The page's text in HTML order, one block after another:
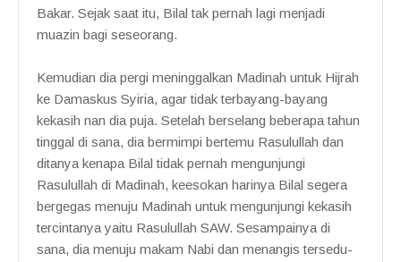
Bakar. Sejak saat itu, Bilal tak pernah lagi menjadi
muazin bagi seseorang.
Kemudian dia pergi meninggalkan Madinah untuk Hijrah
ke Damaskus Syiria, agar tidak terbayang-bayang
kekasih nan dia puja. Setelah berselang beberapa tahun
tinggal di sana, dia bermimpi bertemu Rasulullah dan
ditanya kenapa Bilal tidak pernah mengunjungi
Rasulullah di Madinah, keesokan harinya Bilal segera
bergegas menuju Madinah untuk mengunjungi kekasih
tercintanya yaitu Rasulullah SAW. Sesampainya di
sana, dia menuju makam Nabi dan menangis tersedu-